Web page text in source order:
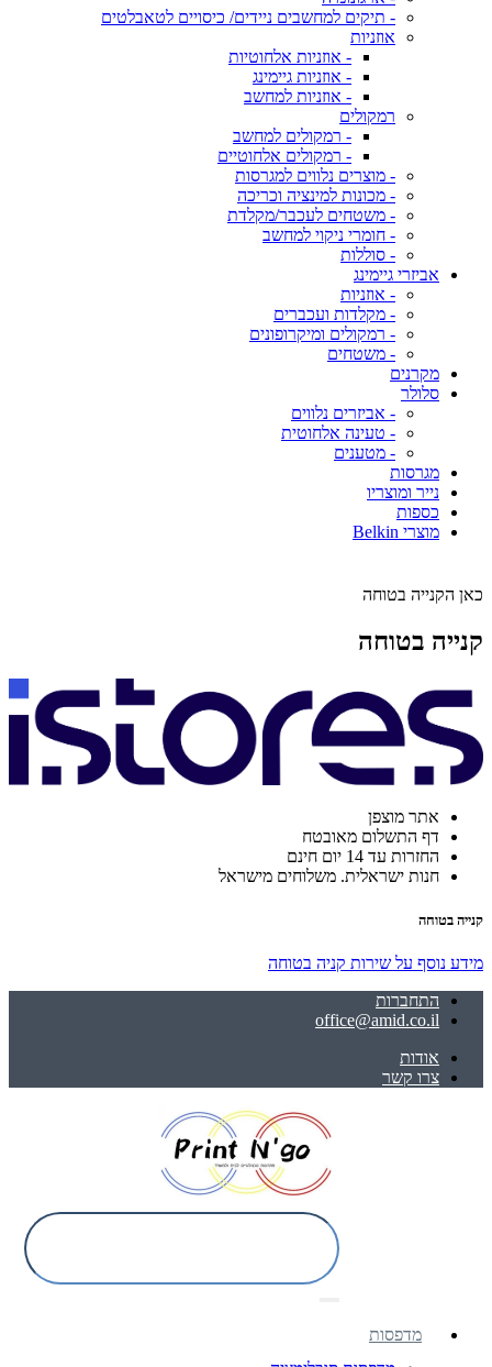
- תיקים למחשבים ניידים/ כיסויים לטאבלטים
אוזניות
- אוזניות אלחוטיות
- אוזניות גיימינג
- אוזניות למחשב
רמקולים
- רמקולים למחשב
- רמקולים אלחוטיים
- מוצרים נלווים למגרסות
- מכונות למינציה וכריכה
- משטחים לעכבר/מקלדת
- חומרי ניקוי למחשב
- סוללות
אביזרי גיימינג
- אוזניות
- מקלדות ועכברים
- רמקולים ומיקרופונים
- משטחים
מקרנים
סלולר
- אביזרים נלווים
- טעינה אלחוטית
- מטענים
מגרסות
נייר ומוצריו
כספות
מוצרי Belkin
כאן הקנייה בטוחה
קנייה בטוחה
אתר מוצפן
דף התשלום מאובטח
החזרות עד 14 יום חינם
חנות ישראלית. משלוחים מישראל
קנייה בטוחה
מידע נוסף על שירות קניה בטוחה
התחברות
office@amid.co.il
אודות
צרו קשר
מדפסות